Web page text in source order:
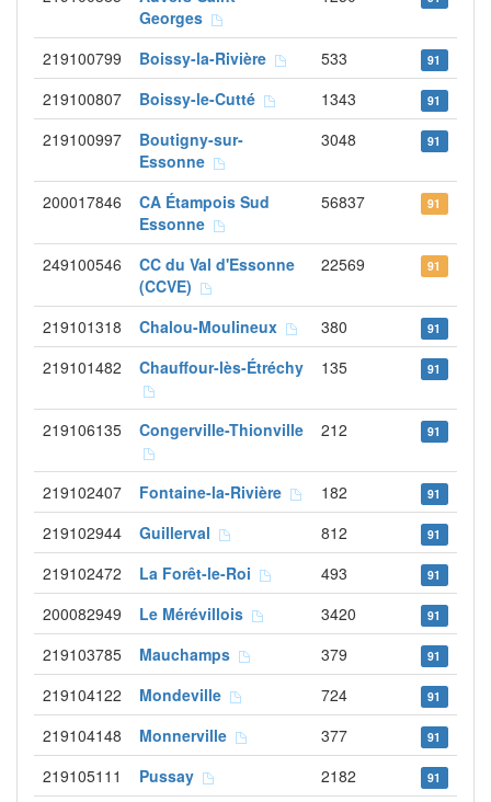
Georges
219100799 Boissy-la-Rivière 533 91
219100807 Boissy-le-Cutté 1343 91
219100997
Boutigny-sur-
Essonne
3048 91
200017846
CA Étampois Sud
Essonne
56837 91
249100546
CC du Val d'Essonne
(CCVE)
22569 91
219101318 Chalou-Moulineux 380 91
219101482 Chauffour-lès-Étréchy 135 91
219106135 Congerville-Thionville 212 91
219102407 Fontaine-la-Rivière 182 91
219102944 Guillerval 812 91
219102472 La Forêt-le-Roi 493 91
200082949 Le Mérévillois 3420 91
219103785 Mauchamps 379 91
219104122 Mondeville 724 91
219104148 Monnerville 377 91
219105111 Pussay 2182 91